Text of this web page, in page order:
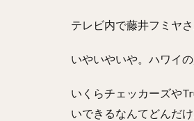
テレビ内で藤井フミヤ
いやいやいや。ハワイ
いくらチェッカーズや
いできるなんてどんだ